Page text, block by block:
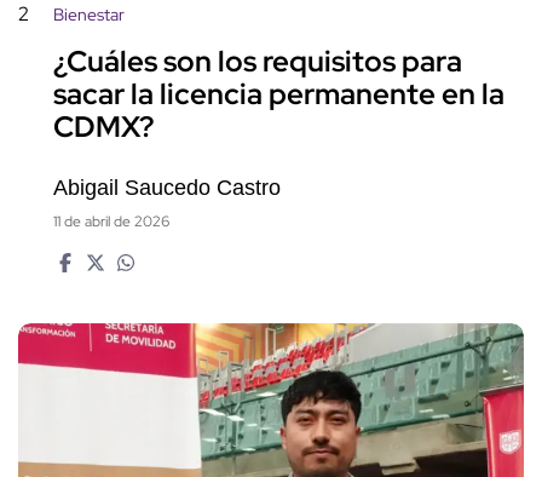
2 Bienestar
¿Cuáles son los requisitos para
sacar la licencia permanente en la
CDMX?
Abigail Saucedo Castro
11 de abril de 2026